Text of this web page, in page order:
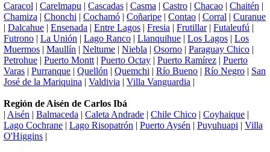
Caracol | Carelmapu | Cascadas | Casma | Castro | Chacao | Chaitén |
Chamiza | Chonchi | Cochamó | Coñaripe | Contao | Corral | Curanue
| Dalcahue | Ensenada | Entre Lagos | Fresia | Frutillar| Futaleufú |
Futrono | La Unión | Lago Ranco | Llanquihue | Los Lagos | Los
Muermos | Maullín | Neltume | Niebla | Osorno | Paraguay Chico |
Petrohue | Puerto Montt | Puerto Octay | Puerto Ramírez | Puerto
Varas | Purranque | Quellón | Quemchi | Río Bueno | Río Negro | San
José de la Mariquina | Valdivia | Villa Vanguardia |
Región de Aisén de Carlos Ibá
| Aisén | Balmaceda | Caleta Andrade | Chile Chico | Coyhaique |
Lago Cochrane | Lago Risopatrón | Puerto Aysén | Puyuhuapi | Villa
O'Higgins |